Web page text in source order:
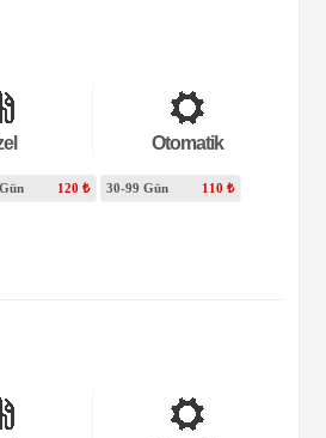
Otomatik
120 ₺ 30-99 Gün 110 ₺